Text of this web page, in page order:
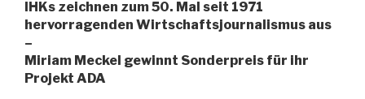
IHKs zeichnen zum 50. Mal seit 1971
hervorragenden Wirtschaftsjournalismus aus
–
Miriam Meckel gewinnt Sonderpreis für ihr
Projekt ADA